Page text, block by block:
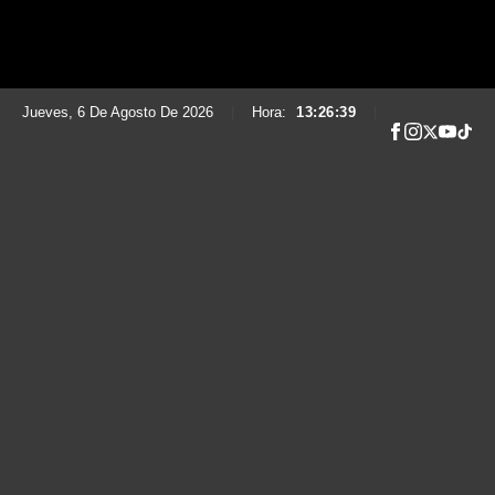
Jueves, 6 De Agosto De 2026 Hora: 13:26:40